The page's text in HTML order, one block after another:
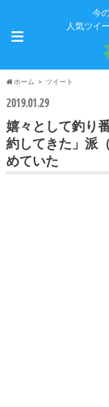
今
人気ツイ
≡
ホーム ツイート
2019.01.29
嬉々として釣り
約してきた」派
めていた